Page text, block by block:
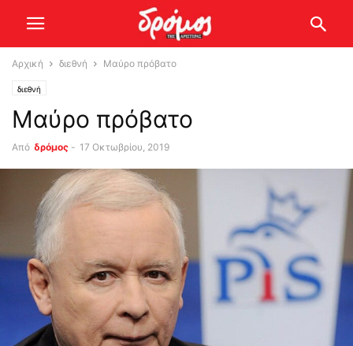
Αρχική διεθνή Μαύρο πρόβατο
διεθνή
Μαύρο πρόβατο
Από δρόμος - 17 Οκτωβρίου, 2019